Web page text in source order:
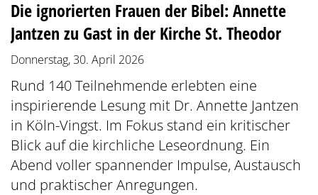
Die ignorierten Frauen der Bibel: Annette
Jantzen zu Gast in der Kirche St. Theodor
Donnerstag, 30. April 2026
Rund 140 Teilnehmende erlebten eine
inspirierende Lesung mit Dr. Annette Jantzen
in Köln-Vingst. Im Fokus stand ein kritischer
Blick auf die kirchliche Leseordnung. Ein
Abend voller spannender Impulse, Austausch
und praktischer Anregungen.